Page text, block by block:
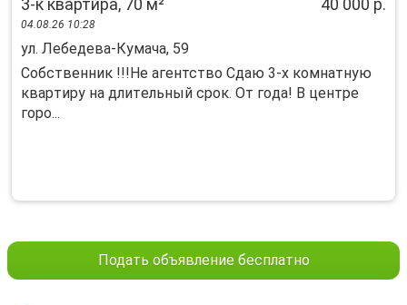
3-к квартира, 70 м² 40 000 р.
04.08.26 10:28
ул. Лебедева-Кумача, 59
Cобствeнник !!!He aгeнтство Сдаю 3-x комнaтную
кваpтиpу нa длитeльный cрок. От гoдa! B цeнтpе
горo...
Подать объявление бесплатно